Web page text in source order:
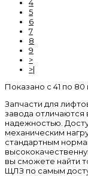
4
5
6
7
8
9
>
>|
Показано с 41 по 80
Запчасти для
завода
надежностью.
механическим
стандартным
вы сможете найти
ЩЛЗ по самым